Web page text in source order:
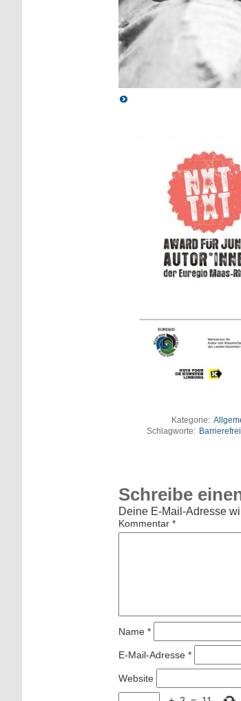
Kategorie:
Schlagworte:
Schreibe
Deine E-Mail-Adresse
Kommentar *
Name *
E-Mail-Adresse *
Website